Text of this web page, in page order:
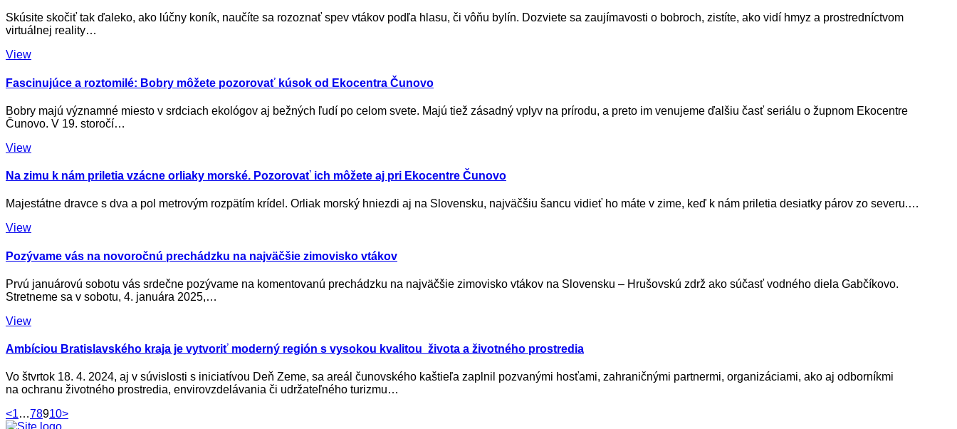
Skúsite skočiť tak ďaleko, ako lúčny koník, naučíte sa rozoznať spev vtákov podľa hlasu, či vôňu bylín. Dozviete sa zaujímavosti o bobroch, zistíte, ako vidí hmyz a prostredníctvom
virtuálnej reality…
View
Fascinujúce a roztomilé: Bobry môžete pozorovať kúsok od Ekocentra Čunovo
Bobry majú významné miesto v srdciach ekológov aj bežných ľudí po celom svete. Majú tiež zásadný vplyv na prírodu, a preto im venujeme ďalšiu časť seriálu o župnom Ekocentre
Čunovo. V 19. storočí…
View
Na zimu k nám priletia vzácne orliaky morské. Pozorovať ich môžete aj pri Ekocentre Čunovo
Majestátne dravce s dva a pol metrovým rozpätím krídel. Orliak morský hniezdi aj na Slovensku, najväčšiu šancu vidieť ho máte v zime, keď k nám priletia desiatky párov zo severu.…
View
Pozývame vás na novoročnú prechádzku na najväčšie zimovisko vtákov
Prvú januárovú sobotu vás srdečne pozývame na komentovanú prechádzku na najväčšie zimovisko vtákov na Slovensku – Hrušovskú zdrž ako súčasť vodného diela Gabčíkovo.
Stretneme sa v sobotu, 4. januára 2025,…
View
Ambíciou Bratislavského kraja je vytvoriť moderný región s vysokou kvalitou života a životného prostredia
Vo štvrtok 18. 4. 2024, aj v súvislosti s iniciatívou Deň Zeme, sa areál čunovského kaštieľa zaplnil pozvanými hosťami, zahraničnými partnermi, organizáciami, ako aj odborníkmi
na ochranu životného prostredia, envirovzdelávania či udržateľného turizmu…
Stránkovanie
<Page
1…Page
7Page
8Page
9Page
10>